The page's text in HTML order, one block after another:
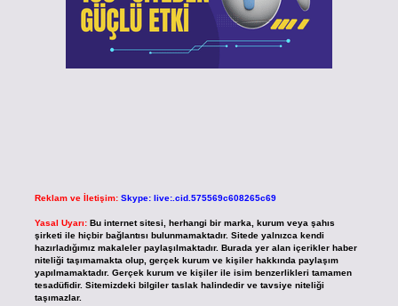
Reklam ve İletişim: Skype: live:.cid.575569c608265c69
Yasal Uyarı: Bu internet sitesi, herhangi bir marka, kurum veya şahıs
şirketi ile hiçbir bağlantısı bulunmamaktadır. Sitede yalnızca kendi
hazırladığımız makaleler paylaşılmaktadır. Burada yer alan içerikler haber
niteliği taşımamakta olup, gerçek kurum ve kişiler hakkında paylaşım
yapılmamaktadır. Gerçek kurum ve kişiler ile isim benzerlikleri tamamen
tesadüfidir. Sitemizdeki bilgiler taslak halindedir ve tavsiye niteliği
taşımazlar.